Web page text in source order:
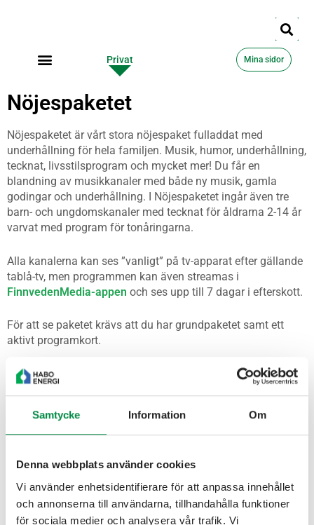
Samtycke Information Om
Denna webbplats använder cookies
Vi använder enhetsidentifierare för att anpassa innehållet
och annonserna till användarna, tillhandahålla funktioner
för sociala medier och analysera vår trafik. Vi
Privat Mina sidor
Nöjespaketet
Nöjespaketet är vårt stora nöjespaket fulladdat med
underhållning för hela familjen. Musik, humor, underhållning,
tecknat, livsstilsprogram och mycket mer! Du får en
blandning av musikkanaler med både ny musik, gamla
godingar och underhållning. I Nöjespaketet ingår även tre
barn- och ungdomskanaler med tecknat för åldrarna 2-14 år
varvat med program för tonåringarna.
Alla kanalerna kan ses ”vanligt” på tv-apparat efter gällande
tablå-tv, men programmen kan även streamas i
FinnvedenMedia-appen och ses upp till 7 dagar i efterskott.
För att se paketet krävs att du har grundpaketet samt ett
aktivt programkort.
OBS! det kan ta upp till 2 timmar innan du kan se nya
kanaler på din tv-apparat. Låt tv:n stå på för att ditt
Tillbaka